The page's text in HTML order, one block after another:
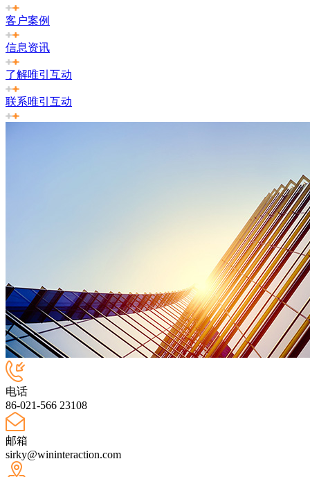
客户案例
信息资讯
了解唯引互动
联系唯引互动
电话
86-021-566 23108
邮箱
sirky@wininteraction.com